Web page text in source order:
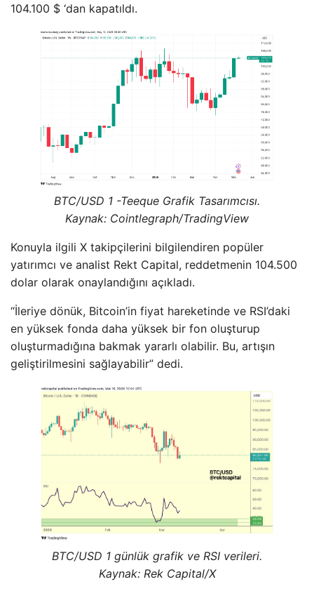
104.100 $ ‘dan kapatıldı.
BTC/USD 1 -Teeque Grafik Tasarımcısı.
Kaynak: Cointlegraph/TradingView
Konuyla ilgili X takipçilerini bilgilendiren popüler
yatırımcı ve analist Rekt Capital, reddetmenin 104.500
dolar olarak onaylandığını açıkladı.
“İleriye dönük, Bitcoin’in fiyat hareketinde ve RSI’daki
en yüksek fonda daha yüksek bir fon oluşturup
oluşturmadığına bakmak yararlı olabilir. Bu, artışın
geliştirilmesini sağlayabilir” dedi.
BTC/USD 1 günlük grafik ve RSI verileri.
Kaynak: Rek Capital/X